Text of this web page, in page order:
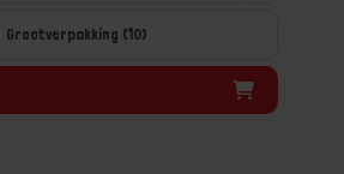
Grootverpakking (10)